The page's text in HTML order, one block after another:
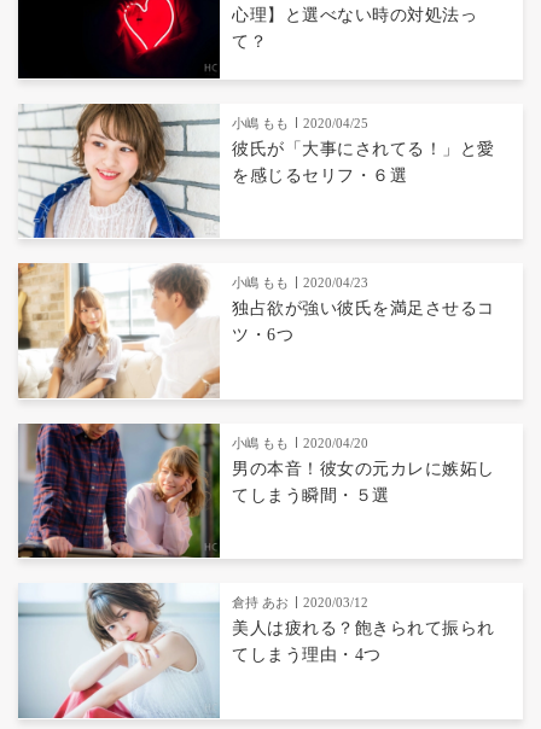
心理】と選べない時の対処法っ
て？
小嶋 もも 2020/04/25
彼氏が「大事にされてる！」と愛
を感じるセリフ・６選
小嶋 もも 2020/04/23
独占欲が強い彼氏を満足させるコ
ツ・6つ
小嶋 もも 2020/04/20
男の本音！彼女の元カレに嫉妬し
てしまう瞬間・５選
倉持 あお 2020/03/12
美人は疲れる？飽きられて振られ
てしまう理由・4つ